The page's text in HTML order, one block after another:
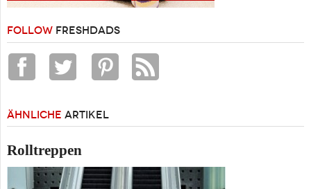
FOLLOW FRESHDADS
ÄHNLICHE ARTIKEL
Rolltreppen